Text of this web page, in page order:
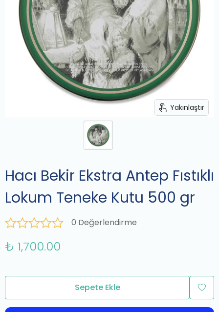
Yakınlaştır
Hacı Bekir Ekstra Antep Fıstıklı
Lokum Teneke Kutu 500 gr
0 Değerlendirme
₺ 1,700.00
Sepete Ekle